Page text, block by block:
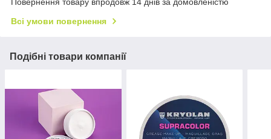
Повернення товару впродовж 14 днів за домовленістю
Всі умови повернення
Подібні товари компанії